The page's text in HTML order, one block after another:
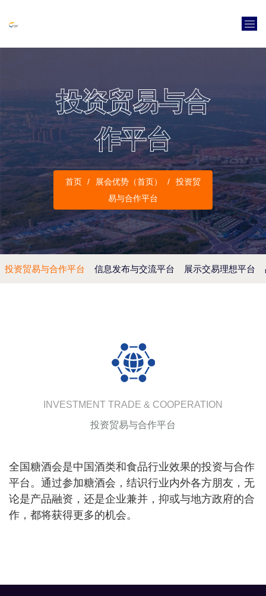
投资贸易与合
作平台
首页 展会优势（首页）
投资贸
易与合作平台
投资贸易与合作平台 信息发布与交流平台 展示交易理想平台
INVESTMENT TRADE & COOPERATION
投资贸易与合作平台
全国糖酒会是中国酒类和食品行业效果的投资与合作
平台。通过参加糖酒会，结识行业内外各方朋友，无
论是产品融资，还是企业兼并，抑或与地方政府的合
作，都将获得更多的机会。